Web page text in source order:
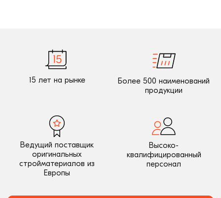
15 лет на рынке
Более 500 наименований
продукции
Ведущий поставщик
оригинальных
стройматериалов из
Европы
Высоко-
квалифицированный
персонал